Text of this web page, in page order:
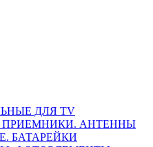
ДЛЯ TV
ПРИЕМНИКИ. АНТЕННЫ
БАТАРЕЙКИ